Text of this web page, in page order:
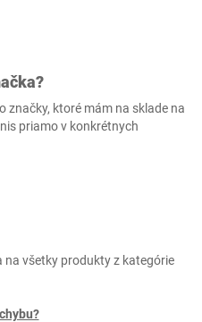
značky, ktoré mám na sklade na
priamo v konkrétnych
na všetky produkty z kategórie